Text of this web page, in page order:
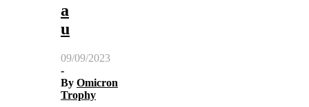
a
u
09/09/2023
-
By Omicron
Trophy